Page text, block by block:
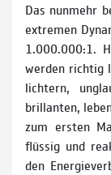
Das nunmehr
extremen
1.000.000:1.
werden richtig
lichtern,
brillanten,
zum ersten
flüssig und
den